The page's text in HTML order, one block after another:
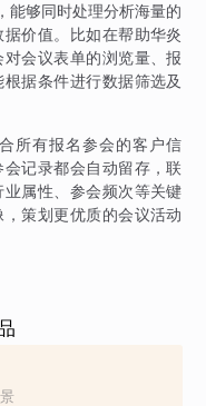
能够同时处理分析海量的
价值。比如在帮助华炎
会议表单的浏览量、报
据条件进行数据筛选及
所有报名参会的客户信
记录都会自动留存，联
属性、参会频次等关键
策划更优质的会议活动